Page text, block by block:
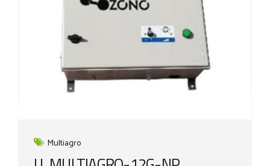
Multiagro